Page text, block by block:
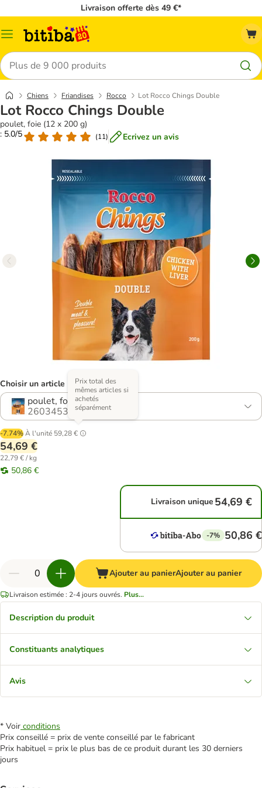
Livraison offerte dès 49 €*
Menu
Rechercher
Chiens Friandises Rocco Lot Rocco Chings Double
Lot Rocco Chings Double
poulet, foie (12 x 200 g)
: 5.0/5
(11) Ecrivez un avis
Choisir un article (5 variantes)
poulet, foie (12 x 200 g)
2603453.0
-7.74%À l'unité 59,28 €
Prix total des
mêmes articles si
achetés
séparément
54,69 €
22,79 € / kg
50,86 €
Livraison unique 54,69 €
-7% 50,86 €
Ajouter au panierAjouter au panier
Livraison estimée : 2-4 jours ouvrés. Plus...
Description du produit
Constituants analytiques
Avis
* Voir conditions
Prix conseillé = prix de vente conseillé par le fabricant
Prix habituel = prix le plus bas de ce produit durant les 30 derniers
jours